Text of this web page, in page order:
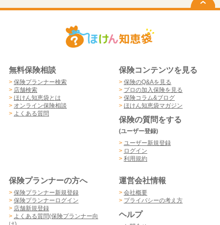
無料保険相談
> 保険プランナー検索
> 店舗検索
> ほけん知恵袋とは
> オンライン保険相談
> よくある質問
保険コンテンツを見る
> 保険のQ&Aを見る
> プロの加入保険を見る
> 保険コラム&ブログ
> ほけん知恵袋マガジン
保険の質問をする
(ユーザー登録)
> ユーザー新規登録
> ログイン
> 利用規約
保険プランナーの方へ
> 保険プランナー新規登録
> 保険プランナーログイン
> 店舗新規登録
> よくある質問(保険プランナー向
運営会社情報
> 会社概要
> プライバシーの考え方
ヘルプ